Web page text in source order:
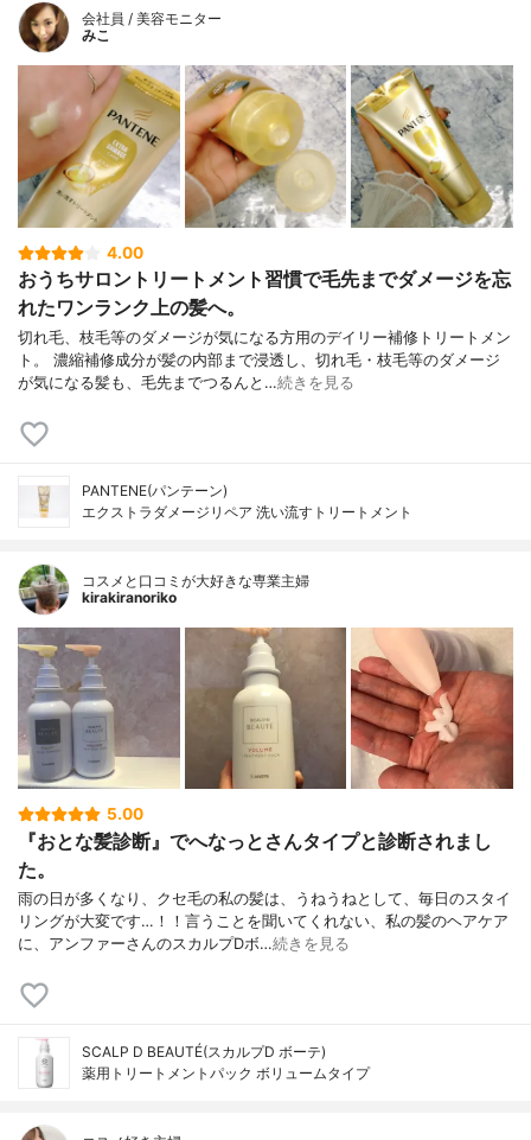
会社員 / 美容モニター
みこ
4.00
おうちサロントリートメント習慣で毛先までダメージを忘
れたワンランク上の髪へ。
切れ毛、枝毛等のダメージが気になる方用のデイリー補修トリートメン
ト。 濃縮補修成分が髪の内部まで浸透し、切れ毛・枝毛等のダメージ
が気になる髪も、毛先までつるんと…続きを見る
PANTENE(パンテーン)
エクストラダメージリペア 洗い流すトリートメント
コスメと口コミが大好きな専業主婦
kirakiranoriko
5.00
『おとな髪診断』でへなっとさんタイプと診断されまし
た。
雨の日が多くなり、クセ毛の私の髪は、うねうねとして、毎日のスタイ
リングが大変です…！！言うことを聞いてくれない、私の髪のヘアケア
に、アンファーさんのスカルプDボ…続きを見る
SCALP D BEAUTÉ(スカルプD ボーテ)
薬用トリートメントパック ボリュームタイプ